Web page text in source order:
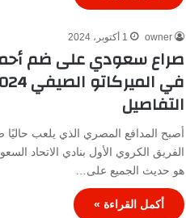
owner 1 أكتوبر، 2024
صراع سعودي على ضم
التفاصيل
أصبح المدافع المصري الذي يلعب
الفريق الكروي الأول بنادي الاتحاد
هو حديث الجميع على…
أكمل القراءة »